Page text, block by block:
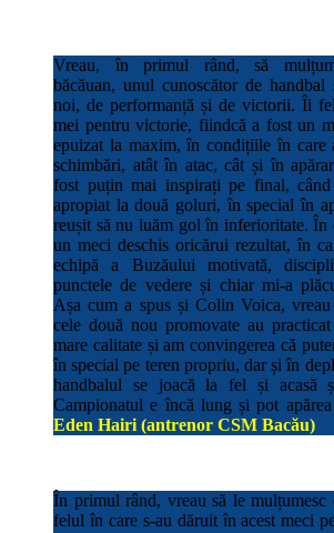
Vreau, în primul rând, să
băcăuan, unul cunoscător de
noi, de performanță și de victorii. Îi
mei pentru victorie, fiindcă a fost un
epuizat la maxim, în condițiile în care
schimbări, atât în atac, cât și în
fost puțin mai inspirați pe final, când
apropiat la două goluri, în special în
reușit să nu luăm gol în inferioritate. În
un meci deschis oricărui rezultat, în
echipă a Buzăului motivată,
punctele de vedere și chiar mi-a
Așa cum a spus și Colin Voica,
cele două nou promovate au
mare calitate și am convingerea că
în special pe teren propriu, dar și în
handbalul se joacă la fel și acasă
Campionatul e încă lung și pot
Eden Hairi (antrenor CSM Bacău)
În primul rând, vreau să le mulțumesc
felul în care s-au dăruit în acest meci